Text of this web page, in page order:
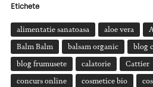
Etichete
alimentatie sanatoasa aloe vera
Balm Balm balsam organic blog
blog frumusete calatorie Cattier
concurs online cosmetice bio